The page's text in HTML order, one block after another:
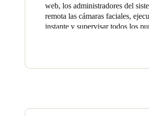
Norway
web, los administradores del
remota las cámaras faciales,
instante y supervisar todos los
autorizados de forma fluida y